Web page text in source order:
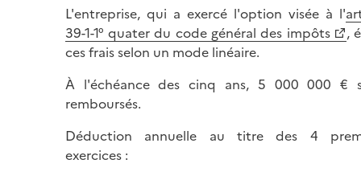
L'entreprise, qui a exercé l'option visée à l'
39-1-1° quater du code général des impôts
,
ces frais selon un mode linéaire.
À l'échéance des cinq ans, 5 000 000 €
remboursés.
Déduction annuelle au titre des 4
exercices :